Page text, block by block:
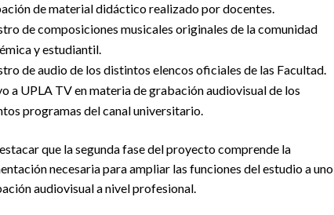
de material didáctico realizado por docentes.
de composiciones musicales originales de la comunidad
y estudiantil.
de audio de los distintos elencos oficiales de las Facultad.
a UPLA TV en materia de grabación audiovisual de los
programas del canal universitario.
que la segunda fase del proyecto comprende la
necesaria para ampliar las funciones del estudio a uno
audiovisual a nivel profesional.